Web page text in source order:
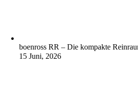
boenross RR – Die kompakte
15 Juni, 2026